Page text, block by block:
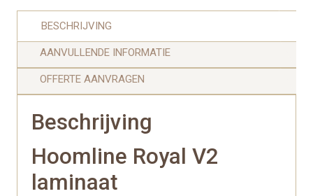
BESCHRIJVING
AANVULLENDE INFORMATIE
OFFERTE AANVRAGEN
Beschrijving
Hoomline Royal V2
laminaat